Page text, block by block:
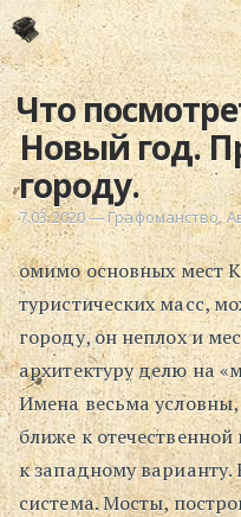
Что
Новый год.
городу.
7.03.2020— Графоманство,
омимо основных мест
туристических масс,
городу, он неплох и
архитектуру делю на
Имена весьма
ближе к отечественной
к западному варианту.
система. Мосты,